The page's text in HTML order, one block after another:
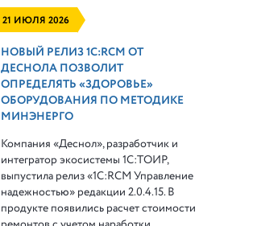
21 ИЮЛЯ 2026
НОВЫЙ РЕЛИЗ 1С:RCM ОТ
ДЕСНОЛА ПОЗВОЛИТ
ОПРЕДЕЛЯТЬ «ЗДОРОВЬЕ»
ОБОРУДОВАНИЯ ПО МЕТОДИКЕ
МИНЭНЕРГО
Компания «Деснол», разработчик и
интегратор экосистемы 1С:ТОИР,
выпустила релиз «1С:RCM Управление
надежностью» редакции 2.0.4.15. В
продукте появились расчет стоимости